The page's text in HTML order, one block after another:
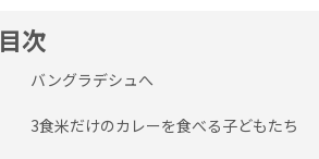
目次
バングラデシュへ
3食米だけのカレーを食べる子どもたち